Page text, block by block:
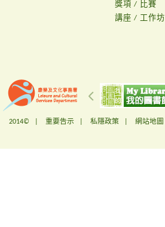
獎項 / 比賽
講座 / 工作坊
2014© | 重要告示 私隱政策 網站地圖